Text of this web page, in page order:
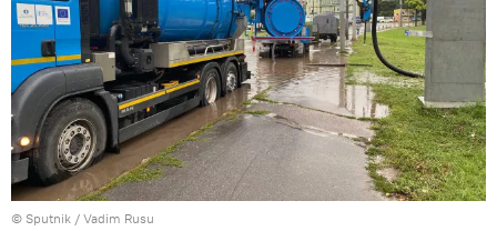
© Sputnik / Vadim Rusu